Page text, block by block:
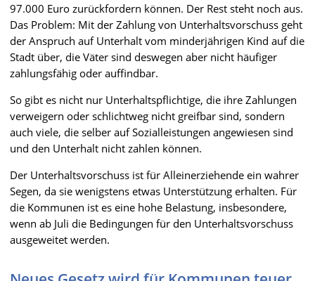
97.000 Euro zurückfordern können. Der Rest steht noch aus.
Das Problem: Mit der Zahlung von Unterhaltsvorschuss geht
der Anspruch auf Unterhalt vom minderjährigen Kind auf die
Stadt über, die Väter sind deswegen aber nicht häufiger
zahlungsfähig oder auffindbar.
So gibt es nicht nur Unterhaltspflichtige, die ihre Zahlungen
verweigern oder schlichtweg nicht greifbar sind, sondern
auch viele, die selber auf Sozialleistungen angewiesen sind
und den Unterhalt nicht zahlen können.
Der Unterhaltsvorschuss ist für Alleinerziehende ein wahrer
Segen, da sie wenigstens etwas Unterstützung erhalten. Für
die Kommunen ist es eine hohe Belastung, insbesondere,
wenn ab Juli die Bedingungen für den Unterhaltsvorschuss
ausgeweitet werden.